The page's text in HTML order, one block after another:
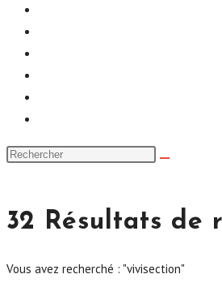
32 Résultats de
Vous avez recherché : "vivisection"